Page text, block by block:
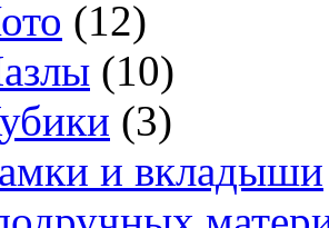
(12)
(10)
(3)
и вкладыши